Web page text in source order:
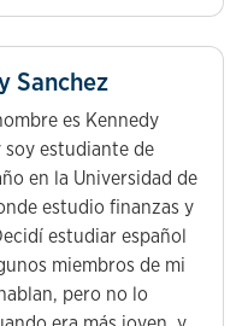
Sanchez
es Kennedy
soy estudiante de
en la Universidad de
estudio finanzas y
estudiar español
miembros de mi
pero no lo